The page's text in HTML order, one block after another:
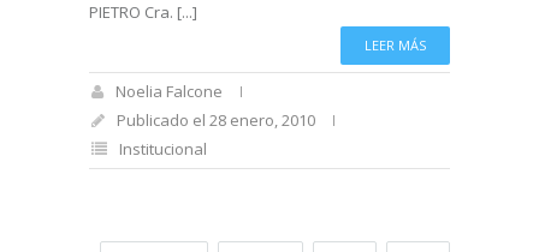
PIETRO Cra. [...]
LEER MÁS
Noelia Falcone
Publicado el 28 enero, 2010
Institucional